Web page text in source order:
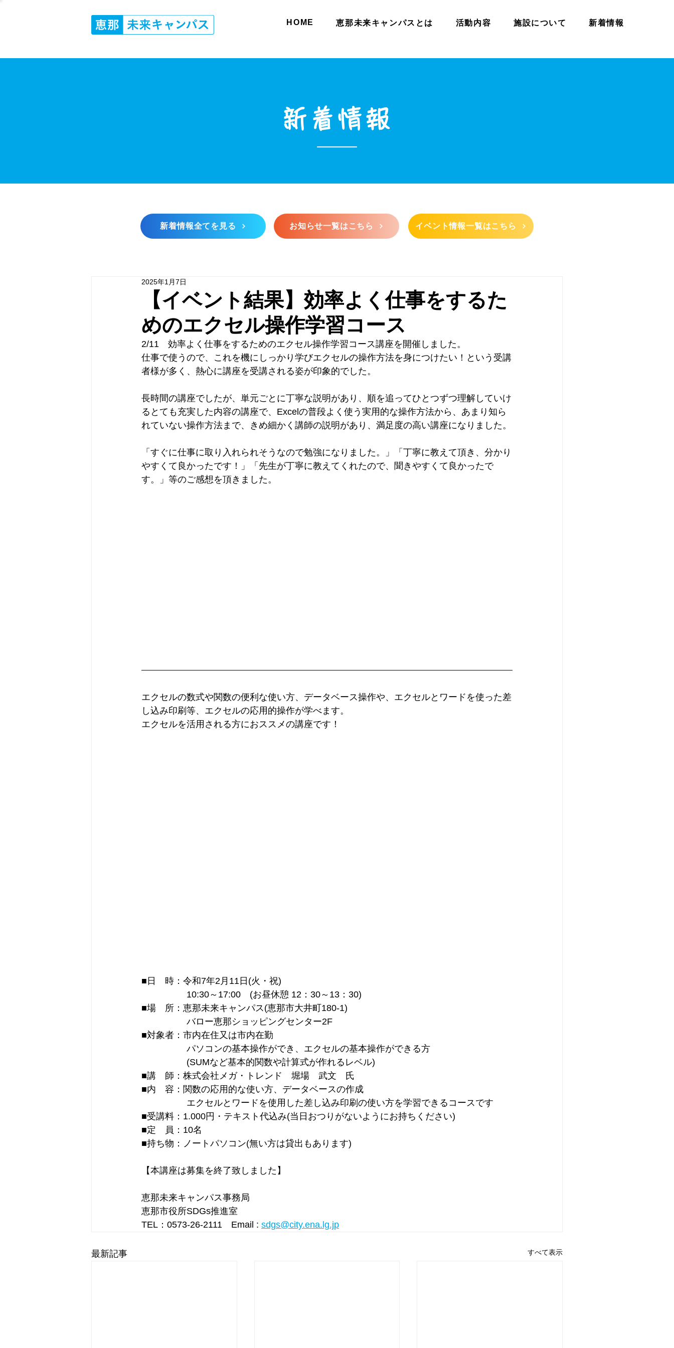
HOME 恵那未来キャンパスとは 活動内容 施設について 新着情報
新着情報
新着情報全てを見る お知らせ一覧はこちら イベント情報一覧はこちら
【イベント結果】効率よく仕事をするた
めのエクセル操作学習コース
2025年1月7日
2/11　効率よく仕事をするためのエクセル操作学習コース講座を開催しました。
仕事で使うので、これを機にしっかり学びエクセルの操作方法を身につけたい！という受講
者様が多く、熱心に講座を受講される姿が印象的でした。
長時間の講座でしたが、単元ごとに丁寧な説明があり、順を追ってひとつずつ理解していけ
るとても充実した内容の講座で、Excelの普段よく使う実用的な操作方法から、あまり知ら
れていない操作方法まで、きめ細かく講師の説明があり、満足度の高い講座になりました。
「すぐに仕事に取り入れられそうなので勉強になりました。」「丁寧に教えて頂き、分かり
やすくて良かったです！」「先生が丁寧に教えてくれたので、聞きやすくて良かったで
す。」等のご感想を頂きました。
エクセルの数式や関数の便利な使い方、データベース操作や、エクセルとワードを使った差
し込み印刷等、エクセルの応用的操作が学べます。
エクセルを活用される方におススメの講座です！
■日　時：令和7年2月11日(火・祝)
10:30～17:00　(お昼休憩 12：30～13：30)
■場　所：恵那未来キャンパス(恵那市大井町180-1)
バロー恵那ショッピングセンター2F
パソコンの基本操作ができ、エクセルの基本操作ができる方
(SUMなど基本的関数や計算式が作れるレベル)
■講　師：株式会社メガ・トレンド　堀場　武文　氏
■内　容：関数の応用的な使い方、データベースの作成
エクセルとワードを使用した差し込み印刷の使い方を学習できるコースです
■受講料：1.000円・テキスト代込み(当日おつりがないようにお持ちください)
■定　員：10名
■持ち物：ノートパソコン(無い方は貸出もあります)
【本講座は募集を終了致しました】
恵那未来キャンパス事務局
恵那市役所SDGs推進室
TEL：0573-26-2111　Email : sdgs@city.ena.lg.jp
最新記事 すべて表示